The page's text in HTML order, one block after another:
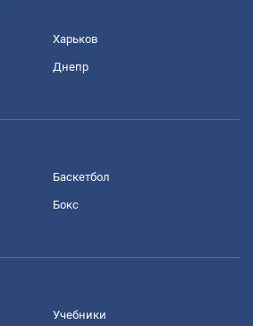
Харьков
Днепр
Баскетбол
Бокс
Учебники